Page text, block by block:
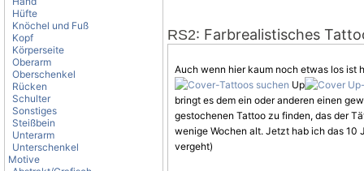
Hüfte
Knöchel und Fuß
Kopf
Körperseite
Oberarm
Oberschenkel
Rücken
Schulter
Sonstiges
Steißbein
Unterarm
Unterschenkel
Motive
RS2: Farbrealistisches
Auch wenn hier kaum noch etwas los ist
Up
bringt es dem ein oder anderen einen
gestochenen Tattoo zu finden, das der
wenige Wochen alt. Jetzt hab ich das 10
vergeht)